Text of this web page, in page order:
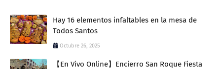
Hay 16 elementos infaltables en la mesa de
Todos Santos
Octubre 26, 2025
【En Vivo Online】Encierro San Roque Fiesta